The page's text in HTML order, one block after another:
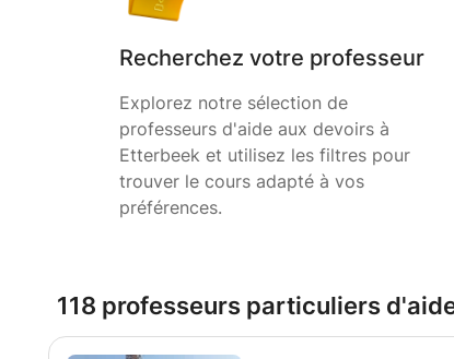
Recherchez votre professeur
Explorez notre sélection de
professeurs d'aide aux devoirs à
Etterbeek et utilisez les filtres pour
trouver le cours adapté à vos
préférences.
118 professeurs particuliers